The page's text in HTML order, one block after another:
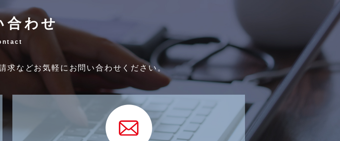
合わせ
求などお気軽にお問い合わせください。